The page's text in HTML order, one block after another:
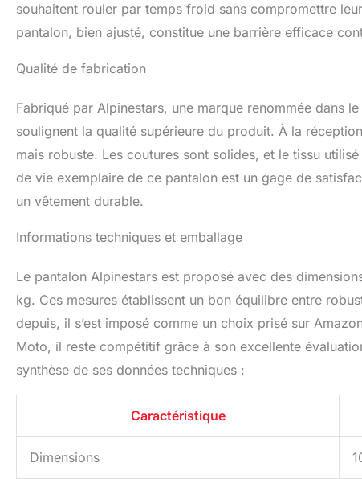
souhaitent rouler par temps froid sans compromettre
pantalon, bien ajusté, constitue une barrière efficace
Qualité de fabrication
Fabriqué par Alpinestars, une marque renommée dans
soulignent la qualité supérieure du produit. À la
mais robuste. Les coutures sont solides, et le tissu
de vie exemplaire de ce pantalon est un gage de
un vêtement durable.
Informations techniques et emballage
Le pantalon Alpinestars est proposé avec des
kg. Ces mesures établissent un bon équilibre entre
depuis, il s’est imposé comme un choix prisé sur
Moto, il reste compétitif grâce à son excellente
synthèse de ses données techniques :
Caractéristique
Dimensions